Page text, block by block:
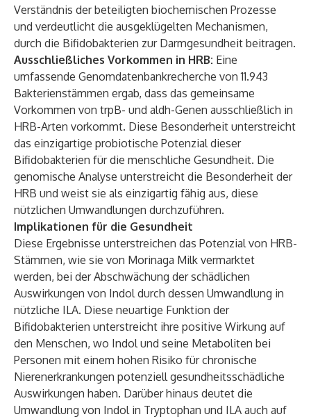
Verständnis der beteiligten biochemischen Prozesse
und verdeutlicht die ausgeklügelten Mechanismen,
durch die Bifidobakterien zur Darmgesundheit beitragen.
Ausschließliches Vorkommen in HRB: Eine
umfassende Genomdatenbankrecherche von 11.943
Bakterienstämmen ergab, dass das gemeinsame
Vorkommen von trpB- und aldh-Genen ausschließlich in
HRB-Arten vorkommt. Diese Besonderheit unterstreicht
das einzigartige probiotische Potenzial dieser
Bifidobakterien für die menschliche Gesundheit. Die
genomische Analyse unterstreicht die Besonderheit der
HRB und weist sie als einzigartig fähig aus, diese
nützlichen Umwandlungen durchzuführen.
Implikationen für die Gesundheit
Diese Ergebnisse unterstreichen das Potenzial von HRB-
Stämmen, wie sie von Morinaga Milk vermarktet
werden, bei der Abschwächung der schädlichen
Auswirkungen von Indol durch dessen Umwandlung in
nützliche ILA. Diese neuartige Funktion der
Bifidobakterien unterstreicht ihre positive Wirkung auf
den Menschen, wo Indol und seine Metaboliten bei
Personen mit einem hohen Risiko für chronische
Nierenerkrankungen potenziell gesundheitsschädliche
Auswirkungen haben. Darüber hinaus deutet die
Umwandlung von Indol in Tryptophan und ILA auch auf